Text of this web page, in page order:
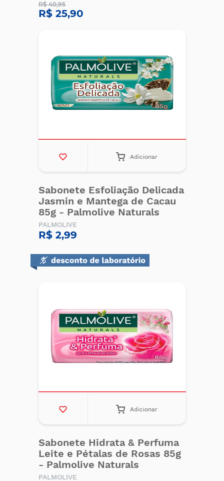
R$ 40,95
R$ 25,90
Adicionar
Sabonete Esfoliação Delicada
Jasmin e Mantega de Cacau
85g - Palmolive Naturals
PALMOLIVE
R$ 2,99
Adicionar
Sabonete Hidrata & Perfuma
Leite e Pétalas de Rosas 85g
- Palmolive Naturals
PALMOLIVE